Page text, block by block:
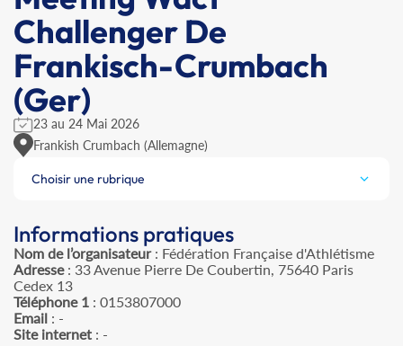
Challenger De
Frankisch-Crumbach
(Ger)
23 au 24 Mai 2026
Frankish Crumbach (Allemagne)
Choisir une rubrique
Informations pratiques
Nom de l’organisateur: Fédération Française d'Athlétisme
Adresse: 33 Avenue Pierre De Coubertin, 75640 Paris
Cedex 13
Téléphone 1 : 0153807000
Email : -
Site internet : -